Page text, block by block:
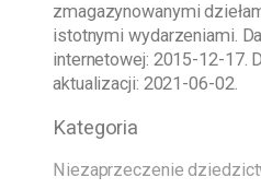
zmagazynowanymi
istotnymi wydarzeniami.
internetowej: 2015-12-17.
aktualizacji: 2021-06-02.
Kategoria
Niezaprzeczenie